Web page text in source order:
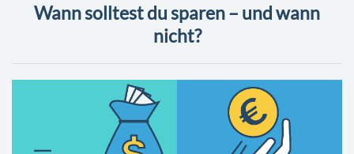
Wann solltest du sparen – und wann
nicht?